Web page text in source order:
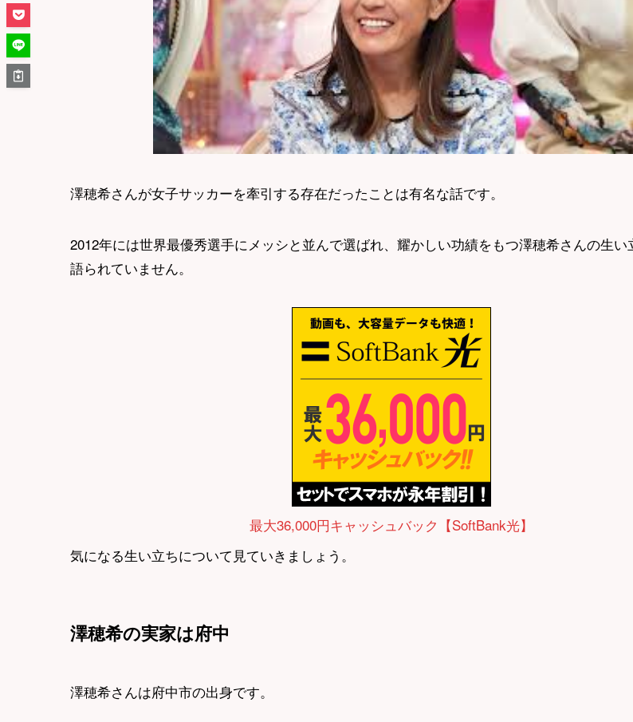
澤穂希さんが女子サッカーを牽引する存在だったことは有名な話です。
2012年には世界最優秀選手にメッシと並んで選ばれ、耀かしい功績をもつ澤穂希さんの生い
語られていません。
最大36,000円キャッシュバック【SoftBank光】
気になる生い立ちについて見ていきましょう。
澤穂希の実家は府中
澤穂希さんは府中市の出身です。